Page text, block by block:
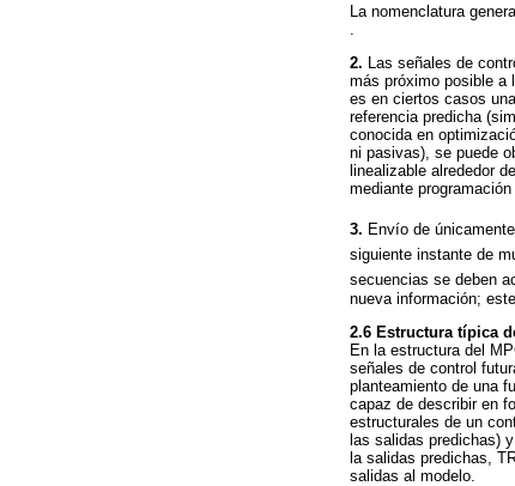
La nomenclatura
.
2. Las señales de
más próximo posible a
es en ciertos casos
referencia predicha
conocida en
ni pasivas), se puede
linealizable alrededor
mediante
3. Envío de
siguiente instante de
secuencias se deben
nueva información;
2.6 Estructura típica
En la estructura del
señales de control
planteamiento de una
capaz de describir en
estructurales de un
las salidas predichas)
la salidas predichas,
salidas al modelo.